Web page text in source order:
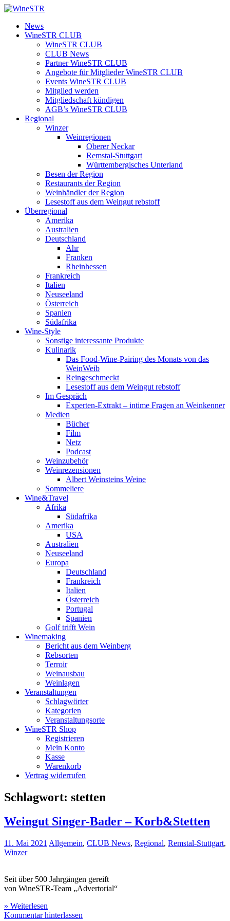
Zum
springen
WineSTR
News
WineSTR CLUB
WineSTR CLUB
CLUB News
Partner WineSTR CLUB
Angebote für Mitglieder WineSTR CLUB
Events WineSTR CLUB
Mitglied werden
Mitgliedschaft kündigen
AGB’s WineSTR CLUB
Regional
Winzer
Weinregionen
Oberer Neckar
Remstal-Stuttgart
Württembergisches Unterland
Besen der Region
Restaurants der Region
Weinhändler der Region
Lesestoff aus dem Weingut rebstoff
Überregional
Amerika
Australien
Deutschland
Ahr
Franken
Rheinhessen
Frankreich
Italien
Neuseeland
Österreich
Spanien
Südafrika
Wine-Style
Sonstige interessante Produkte
Kulinarik
Das Food-Wine-Pairing des Monats von das
WeinWeib
Reingeschmeckt
Lesestoff aus dem Weingut rebstoff
Im Gespräch
Experten-Extrakt – intime Fragen an Weinkenner
Medien
Bücher
Film
Netz
Podcast
Weinzubehör
Weinrezensionen
Albert Weinsteins Weine
Sommeliere
Wine&Travel
Afrika
Südafrika
Amerika
USA
Australien
Neuseeland
Europa
Deutschland
Frankreich
Italien
Österreich
Portugal
Spanien
Golf trifft Wein
Winemaking
Bericht aus dem Weinberg
Rebsorten
Terroir
Weinausbau
Weinlagen
Veranstaltungen
Schlagwörter
Kategorien
Veranstaltungsorte
WineSTR Shop
Registrieren
Mein Konto
Kasse
Warenkorb
Vertrag widerrufen
Schlagwort: stetten
Weingut Singer-Bader – Korb&Stetten
11. Mai 2021 Allgemein, CLUB News, Regional, Remstal-Stuttgart,
Winzer
Seit über 500 Jahrgängen gereift
von WineSTR-Team „Advertorial“
» Weiterlesen
Kommentar hinterlassen